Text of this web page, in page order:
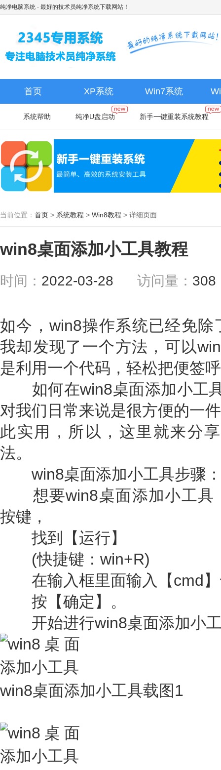
纯净电脑系统 - 最好的技术员纯净系统下载网站！
首页 XP系统 Win7系统
系统帮助 纯净U盘启动 新手一键重装系统教程
当前位置： 首页 > 系统教程 > Win8教程 > 详细页面
win8桌面添加小工具教程
时间： 2022-03-28 访问量：
如今，win8操作系统已经免
我却发现了一个方法，可以
是利用一个代码，轻松把便签
如何在win8桌面添加小工
对我们日常来说是很方便的一
此实用，所以，这里就来分
法。
win8桌面添加小工具步骤
想要win8桌面添加小工具
按键，
找到【运行】
(快捷键：win+R)
在输入框里面输入【cmd】
按【确定】。
开始进行win8桌面添加小
win8桌面添加小工具载图1